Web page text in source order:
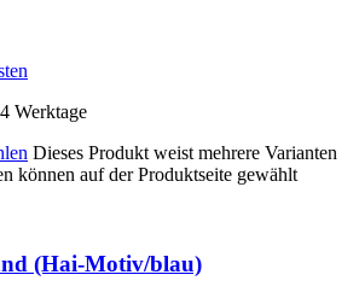
Werktage
Dieses Produkt weist mehrere Varianten
können auf der Produktseite gewählt
(Hai-Motiv/blau)